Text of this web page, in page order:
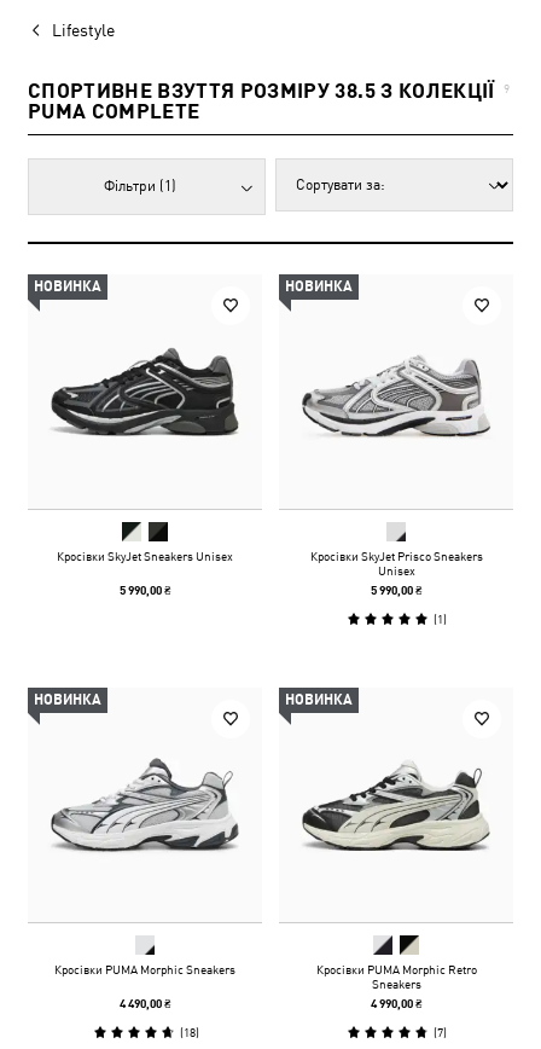
Lifestyle
СПОРТИВНЕ ВЗУТТЯ РОЗМІРУ 38.5 З КОЛЕКЦІЇ
PUMA COMPLETE
9
Фільтри (1)
НОВИНКА
Кросівки SkyJet Sneakers Unisex
5 990,00 ₴
НОВИНКА
Кросівки SkyJet Prisco Sneakers
Unisex
5 990,00 ₴
(1)
НОВИНКА
Кросівки PUMA Morphic Sneakers
4 490,00 ₴
(18)
НОВИНКА
Кросівки PUMA Morphic Retro
Sneakers
4 990,00 ₴
(7)